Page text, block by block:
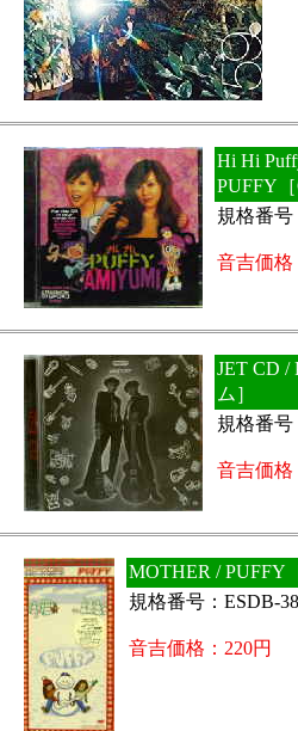
Hi Hi
PUFFY
規格番号
音吉価格
JET CD /
ム］
規格番号
音吉価格
MOTHER / PUFFY
規格番号：ESDB-
音吉価格：220円